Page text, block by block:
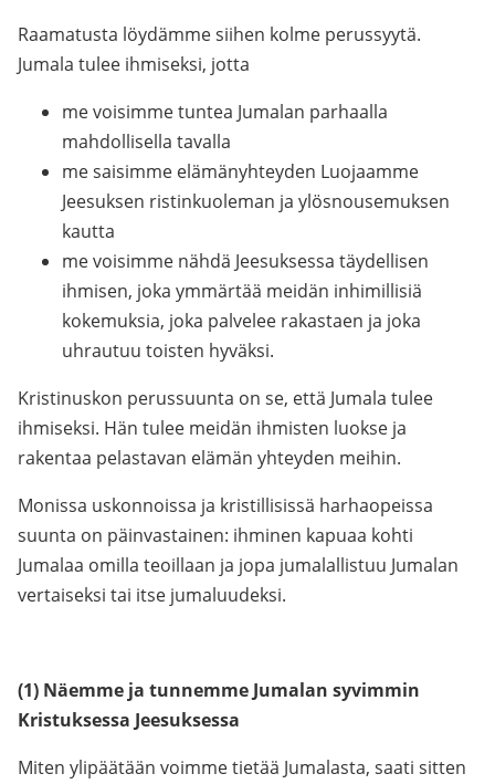
Raamatusta löydämme siihen kolme perussyytä.
Jumala tulee ihmiseksi, jotta
me voisimme tuntea Jumalan parhaalla
mahdollisella tavalla
me saisimme elämänyhteyden Luojaamme
Jeesuksen ristinkuoleman ja ylösnousemuksen
kautta
me voisimme nähdä Jeesuksessa täydellisen
ihmisen, joka ymmärtää meidän inhimillisiä
kokemuksia, joka palvelee rakastaen ja joka
uhrautuu toisten hyväksi.
Kristinuskon perussuunta on se, että Jumala tulee
ihmiseksi. Hän tulee meidän ihmisten luokse ja
rakentaa pelastavan elämän yhteyden meihin.
Monissa uskonnoissa ja kristillisissä harhaopeissa
suunta on päinvastainen: ihminen kapuaa kohti
Jumalaa omilla teoillaan ja jopa jumalallistuu Jumalan
vertaiseksi tai itse jumaluudeksi.
(1) Näemme ja tunnemme Jumalan syvimmin
Kristuksessa Jeesuksessa
Miten ylipäätään voimme tietää Jumalasta, saati sitten